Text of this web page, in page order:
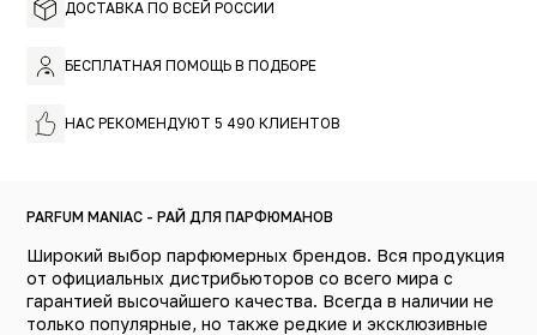
ДОСТАВКА ПО ВСЕЙ РОССИИ
БЕСПЛАТНАЯ ПОМОЩЬ В ПОДБОРЕ
НАС РЕКОМЕНДУЮТ 5 490 КЛИЕНТОВ
PARFUM MANIAC - РАЙ ДЛЯ ПАРФЮМАНОВ
Широкий выбор парфюмерных брендов. Вся продукция
от официальных дистрибьюторов со всего мира с
гарантией высочайшего качества. Всегда в наличии не
только популярные, но также редкие и эксклюзивные